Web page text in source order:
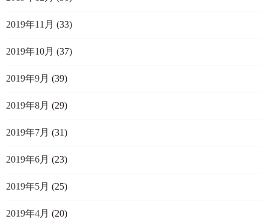
2019年11月 (33)
2019年10月 (37)
2019年9月 (39)
2019年8月 (29)
2019年7月 (31)
2019年6月 (23)
2019年5月 (25)
2019年4月 (20)